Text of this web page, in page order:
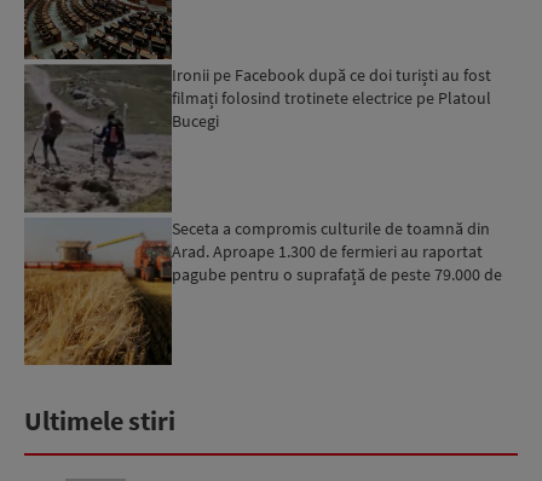
Ironii pe Facebook după ce doi turiști au fost
filmați folosind trotinete electrice pe Platoul
Bucegi
Seceta a compromis culturile de toamnă din
Arad. Aproape 1.300 de fermieri au raportat
pagube pentru o suprafață de peste 79.000 de
Ultimele stiri